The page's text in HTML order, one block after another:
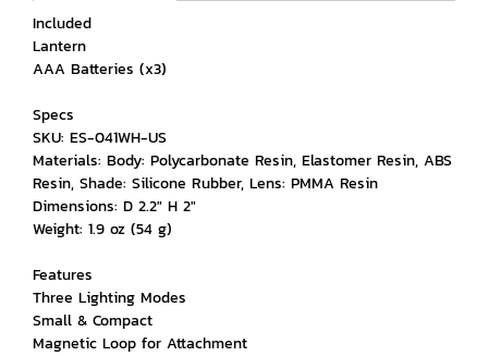
Included
Lantern
AAA Batteries (x3)
Specs
SKU: ES-041WH-US
Materials: Body: Polycarbonate Resin, Elastomer Resin, ABS
Resin, Shade: Silicone Rubber, Lens: PMMA Resin
Dimensions: D 2.2" H 2"
Weight: 1.9 oz (54 g)
Features
Three Lighting Modes
Small & Compact
Magnetic Loop for Attachment